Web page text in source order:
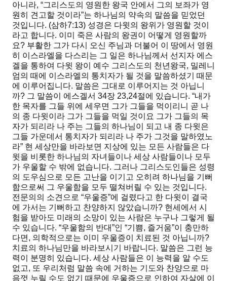
아니라, “그리스도의 영원한 왕국 안에서 그의 보좌가 영
원히 견고할 것이라”는 하나님의 약속의 말씀을 믿었던
것입니다. (삼하7:13) 성경은 다윗의 왕위가 영원할 것이
라고 합니다. 이미 죽은 사람의 왕권이 어떻게 영원할까
요? 부활한 그가 다시 오신 주님과 더불어 이 땅에서 영원
히 이스라엘을 다스리는 그 일은 하나님께서 선지자 에스
겔을 통하여 다윗 왕이 예수 그리스도의 천년왕국, 밀레니
엄의 때에 이스라엘의 통치자가 될 것을 말씀하셨기 때문
에 이루어집니다. 말씀은 그대로 이루어지는 것 아닙니
까? 그 말씀이 에스겔서 34장 23,24절에 있습니다. “내가
한 목자를 그들 위에 세우면 그가 그들을 먹이리니 곧 나
의 종 다윗이라 그가 그들을 먹일 것이요 그가 그들의 목
자가 되리라 나 주는 그들의 하나님이 되고 내 종 다윗은
그들 가운데서 통치자가 되리라 나 주가 그것을 말하였노
라” 현 세상만을 바라보면 지상에 있는 모든 사람들은 다
윗을 비롯한 하나님의 자녀들이나 세상 사람들이나 모두
가 우울할 수 밖에 없습니다. 그러나 그리스도인들은 성령
의 도우심으로 모든 고난을 이기고 오히려 하나님을 기뻐
함으로써 그 우울함을 모두 떨쳐버릴 수 있는 것입니다.
전문의의 소견으로 “우울증”에 걸렸다고 한 다윗이 결국
에 가서는 기뻐하고 찬양하지 않았습니까? 현세에서 시
험을 받아도 미래의 소망이 있는 사람은 누구나 그렇게 될
수 있습니다. “우울함의 반대”인 “기쁨, 즐거움”이 충만하
다면, 의학적으로는 이미 우울증이 치료된 것 아닙니까?
치료의 하나님만을 바라보시기 바랍니다. 말씀은 그런 능
력이 분명히 있습니다. 세상 사람들은 이 능력을 알 수도
없고, 또 우리처럼 말씀 속에 거하는 기도와 찬양으로 마
음껏 누릴 수도 없기 때문에 우울증으로 인하여 자살에 이